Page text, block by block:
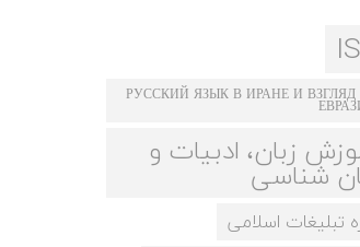
РУССКИЙ ЯЗЫК В ИРАНЕ И
زبان، ادبیات و
شناسی
تبلیغات اسلامی